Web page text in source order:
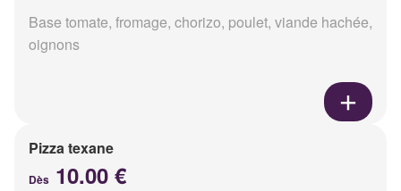
Base tomate, fromage, chorizo, poulet, viande hachée,
oignons
Pizza texane
Dès 10.00 €